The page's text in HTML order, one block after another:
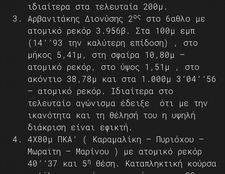
ιδιαίτερα στα τελευταία 200μ.
Αρβανιτάκης Διονύσης 2ος
στο 6αθλο με
ατομικό ρεκόρ 3.956β. Στα 100μ εμπ
(14’’93 την καλύτερη επίδοση) , στο
μήκος 5,41μ, στη σφαίρα 10,80μ –
ατομικό ρεκόρ, στο ύψος 1,51μ , στο
ακόντιο 38,78μ και στα 1.000μ 3’04’’56
– ατομικό ρεκόρ. Ιδιαίτερα στο
τελευταίο αγώνισμα έδειξε ότι με την
ικανότητα και τη θέλησή του η υψηλή
διάκριση είναι εφικτή.
4Χ80μ ΠΚΑ’ ( Καραμαλίκη – Πυριόχου –
Μωραϊτη – Μαρίνου ) με ατομικό ρεκόρ
40’’37 και 5η
θέση. Καταπληκτική κούρσα